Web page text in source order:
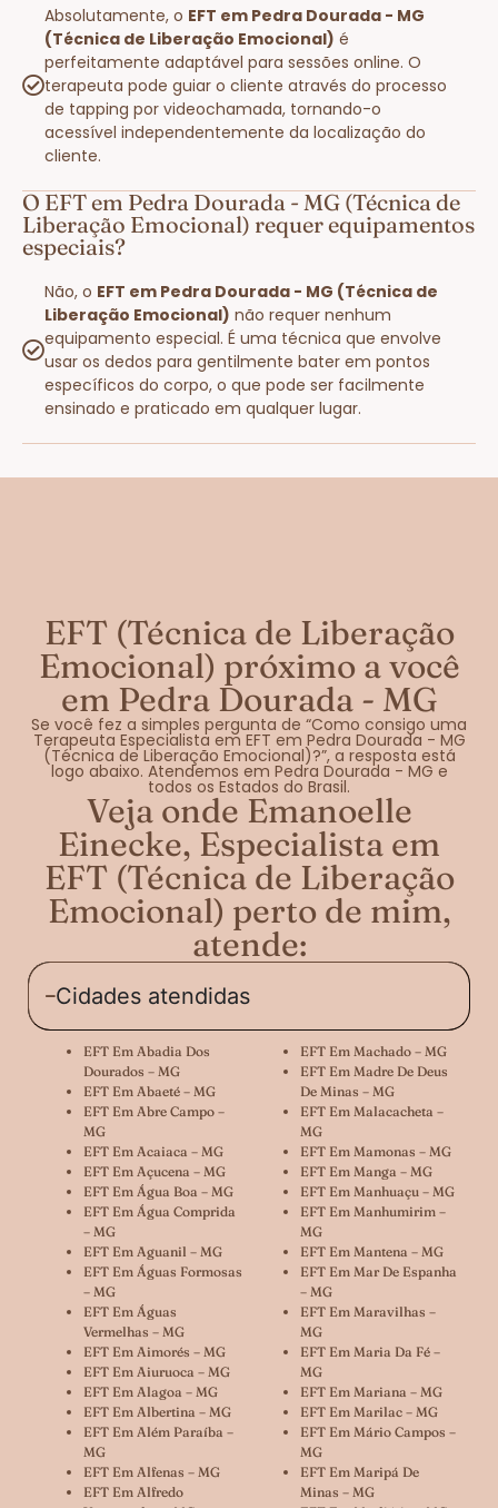
Absolutamente, o EFT em Pedra Dourada - MG
(Técnica de Liberação Emocional) é
perfeitamente adaptável para sessões online. O
terapeuta pode guiar o cliente através do processo
de tapping por videochamada, tornando-o
acessível independentemente da localização do
cliente.
O EFT em Pedra Dourada - MG (Técnica de
Liberação Emocional) requer equipamentos
especiais?
Não, o EFT em Pedra Dourada - MG (Técnica de
Liberação Emocional) não requer nenhum
equipamento especial. É uma técnica que envolve
usar os dedos para gentilmente bater em pontos
específicos do corpo, o que pode ser facilmente
ensinado e praticado em qualquer lugar.
EFT (Técnica de Liberação
Emocional) próximo a você
em Pedra Dourada - MG
Se você fez a simples pergunta de “Como consigo uma
Terapeuta Especialista em EFT em Pedra Dourada - MG
(Técnica de Liberação Emocional)?”, a resposta está
logo abaixo. Atendemos em Pedra Dourada - MG e
todos os Estados do Brasil.
Veja onde Emanoelle
Einecke, Especialista em
EFT (Técnica de Liberação
Emocional) perto de mim,
atende:
Cidades atendidas
EFT Em Abadia Dos
Dourados – MG
EFT Em Abaeté – MG
EFT Em Abre Campo –
MG
EFT Em Acaiaca – MG
EFT Em Açucena – MG
EFT Em Água Boa – MG
EFT Em Água Comprida
– MG
EFT Em Aguanil – MG
EFT Em Águas Formosas
– MG
EFT Em Águas
Vermelhas – MG
EFT Em Aimorés – MG
EFT Em Aiuruoca – MG
EFT Em Alagoa – MG
EFT Em Albertina – MG
EFT Em Além Paraíba –
MG
EFT Em Alfenas – MG
EFT Em Alfredo
EFT Em Machado – MG
EFT Em Madre De Deus
De Minas – MG
EFT Em Malacacheta –
MG
EFT Em Mamonas – MG
EFT Em Manga – MG
EFT Em Manhuaçu – MG
EFT Em Manhumirim –
MG
EFT Em Mantena – MG
EFT Em Mar De Espanha
– MG
EFT Em Maravilhas –
MG
EFT Em Maria Da Fé –
MG
EFT Em Mariana – MG
EFT Em Marilac – MG
EFT Em Mário Campos –
MG
EFT Em Maripá De
Minas – MG